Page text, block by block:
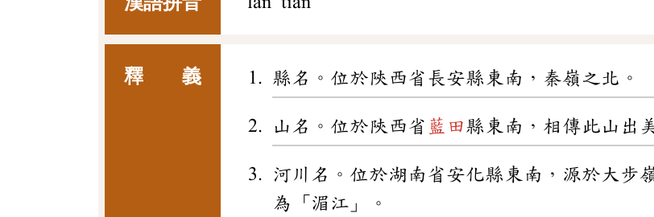
釋 義 縣名。位於陝西省長安縣東南，秦嶺之北。
山名。位於陝西省 藍田縣東南，相傳此山出
河川名。位於湖南省安化縣東南，源於大步
為「湄江」。